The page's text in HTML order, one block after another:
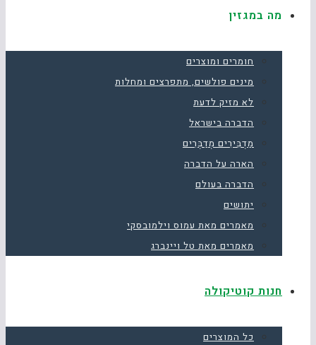
מה במגזין
חומרים ומוצרים
מינים פולשים, מתפרצים ומחלות
לא מזיק לדעת
הדברה בישראל
מַדְבִּירִים מְדַבְּרִים
הארה על הדברה
הדברה בעולם
יתושים
מאמרים מאת עמוס וילמובסקי
מאמרים מאת טל ויינברג
חנות קוטיקולה
כל המוצרים